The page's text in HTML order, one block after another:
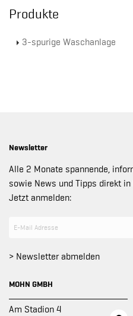
Produkte
3-spurige Waschanlage
Newsletter
Alle 2 Monate spannende,
sowie News und Tipps direkt
Jetzt anmelden:
> Newsletter abmelden
MOHN GMBH
Am Stadion 4